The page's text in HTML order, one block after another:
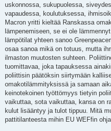
uskonnossa, sukupuolessa,
vapaudessa, koulutuksessa,
Macron yritti kieltää Ranskassa
lämpenemiseen, se ei ole
lämpötilat yhteen sanoo
osaa sanoa mikä on totuus, mutta
ilmaston muutosten suhteen.
tuomittavaa, joka tapauksessa
poliittisin päätöksin siirtymään
omakotilämmityksissä ja samaan
keinotekoinen työttömyys tietyin
vaikuttaa, sota vaikuttaa, kansa on
kulut lisääntyy ja tulot tippuu. Mitä
pattitilanteesta mihin EU WEFfin